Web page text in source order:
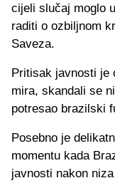
cijeli slučaj moglo
raditi o ozbiljnom
Saveza.
Pritisak javnosti je
mira, skandali se
potresao brazilski
Posebno je
momentu kada
javnosti nakon